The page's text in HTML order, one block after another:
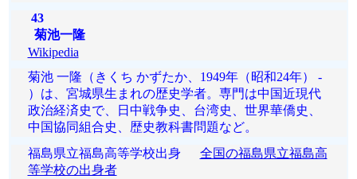
43
菊池一隆
Wikipedia
菊池 一隆（きくち かずたか、1949年（昭和24年） -
）は、宮城県生まれの歴史学者。専門は中国近現代
政治経済史で、日中戦争史、台湾史、世界華僑史、
中国協同組合史、歴史教科書問題など。
福島県立福島高等学校出身 全国の福島県立福島高
等学校の出身者